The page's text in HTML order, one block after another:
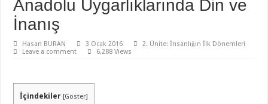
Anadolu Uygarlıklarında Din ve
İnanış
Hasan BURAN 3 Ocak 2016
2. Ünite: İnsanlığın İlk Dönemleri
Leave a comment
6,288 Views
İçindekiler [Göster]